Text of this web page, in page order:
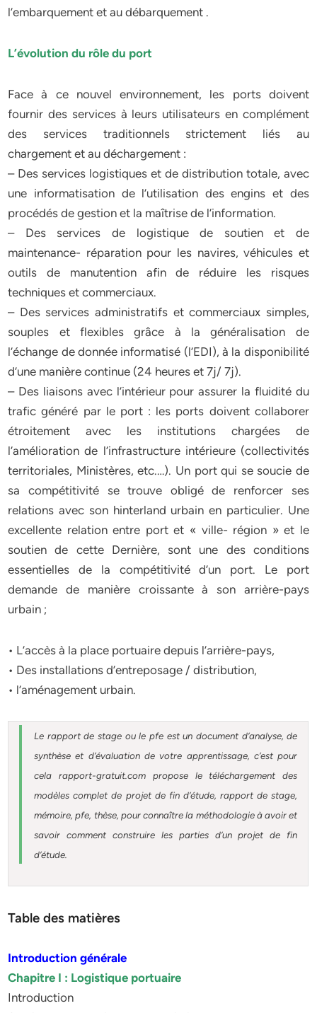
l’embarquement et au débarquement .
L’évolution du rôle du port
Face à ce nouvel environnement, les ports doivent
fournir des services à leurs utilisateurs en complément
des services traditionnels strictement liés au
chargement et au déchargement :
– Des services logistiques et de distribution totale, avec
une informatisation de l’utilisation des engins et des
procédés de gestion et la maîtrise de l’information.
– Des services de logistique de soutien et de
maintenance- réparation pour les navires, véhicules et
outils de manutention afin de réduire les risques
techniques et commerciaux.
– Des services administratifs et commerciaux simples,
souples et flexibles grâce à la généralisation de
l’échange de donnée informatisé (l’EDI), à la disponibilité
d’une manière continue (24 heures et 7j/ 7j).
– Des liaisons avec l’intérieur pour assurer la fluidité du
trafic généré par le port : les ports doivent collaborer
étroitement avec les institutions chargées de
l’amélioration de l’infrastructure intérieure (collectivités
territoriales, Ministères, etc.…). Un port qui se soucie de
sa compétitivité se trouve obligé de renforcer ses
relations avec son hinterland urbain en particulier. Une
excellente relation entre port et « ville- région » et le
soutien de cette Dernière, sont une des conditions
essentielles de la compétitivité d’un port. Le port
demande de manière croissante à son arrière-pays
urbain ;
• L’accès à la place portuaire depuis l’arrière-pays,
• Des installations d’entreposage / distribution,
• l’aménagement urbain.
Le rapport de stage ou le pfe est un document d’analyse, de
synthèse et d’évaluation de votre apprentissage, c’est pour
cela rapport-gratuit.com propose le téléchargement des
modèles complet de projet de fin d’étude, rapport de stage,
mémoire, pfe, thèse, pour connaître la méthodologie à avoir et
savoir comment construire les parties d’un projet de fin
d’étude.
Table des matières
Introduction générale
Chapitre I : Logistique portuaire
Introduction